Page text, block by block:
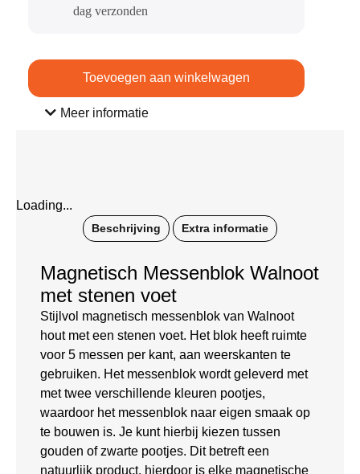
dag verzonden​
Toevoegen aan winkelwagen
Meer informatie
Loading...
Beschrijving Extra informatie
Magnetisch Messenblok Walnoot
met stenen voet
Stijlvol magnetisch messenblok van Walnoot
hout met een stenen voet. Het blok heeft ruimte
voor 5 messen per kant, aan weerskanten te
gebruiken. Het messenblok wordt geleverd met
met twee verschillende kleuren pootjes,
waardoor het messenblok naar eigen smaak op
te bouwen is. Je kunt hierbij kiezen tussen
gouden of zwarte pootjes. Dit betreft een
natuurlijk product, hierdoor is elke magnetische